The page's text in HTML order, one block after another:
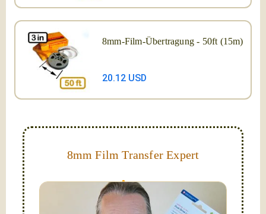
8mm-Film-Übertragung - 50ft (15m)
20.12 USD
8mm Film Transfer Expert
Simplify - get your films in a "grab and go" format!
We transfer 8mm or Super 8 films onto a handy USB